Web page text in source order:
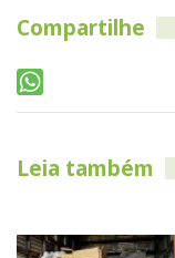
Compartilhe
Leia também